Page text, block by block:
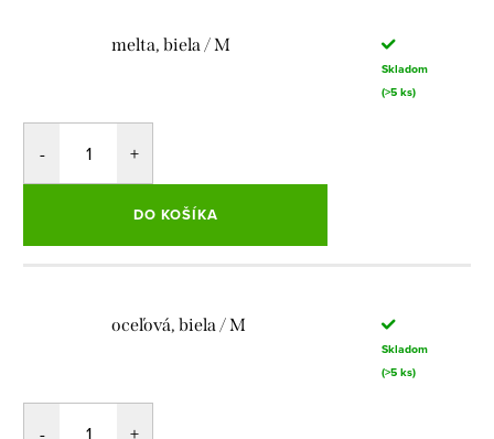
melta, biela / M
Skladom
(>5 ks)
DO KOŠÍKA
oceľová, biela / M
Skladom
(>5 ks)